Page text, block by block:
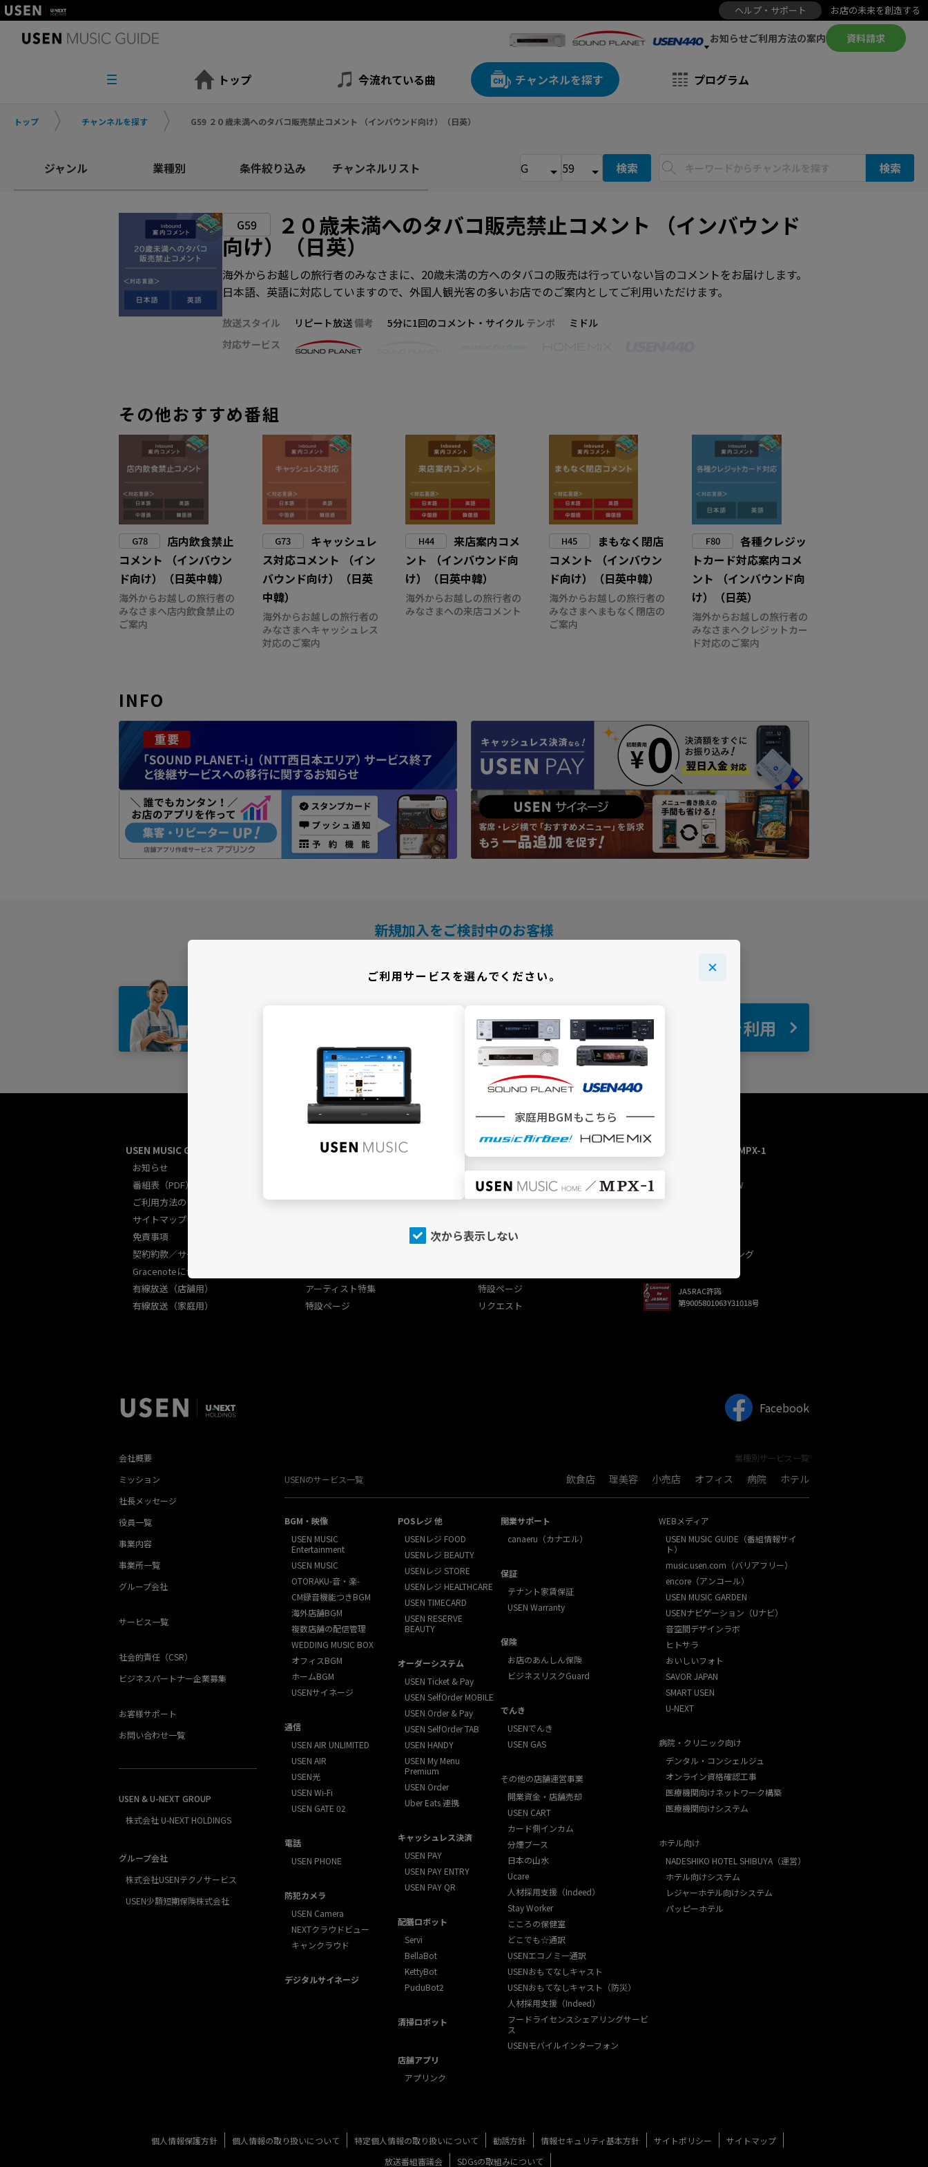
ヘルプ・サポート お店の未来を創造する
お知らせご利用方法の案内 資料請求
トップ 今流れている曲 チャンネルを探す プログラム
トップ チャンネルを探す G59 ２０歳未満へのタバコ販売禁止コメント （インバウンド向け）（日英）
ジャンル 業種別 条件絞り込み チャンネルリスト 検索 検索
G59 ２０歳未満へのタバコ販売禁止コメント （インバウンド
向け）（日英）
海外からお越しの旅行者のみなさまに、20歳未満の方へのタバコの販売は行っていない旨のコメントをお届けします。
日本語、英語に対応していますので、外国人観光客の多いお店でのご案内としてご利用いただけます。
放送スタイル リピート放送備考 5分に1回のコメント・サイクル テンポ
ミドル
対応サービス
その他おすすめ番組
G78
店内飲食禁止
コメント （インバウン
ド向け）（日英中韓）
海外からお越しの旅行者の
みなさまへ店内飲食禁止の
ご案内
G73
キャッシュレ
ス対応コメント （イン
バウンド向け）（日英
中韓）
海外からお越しの旅行者の
みなさまへキャッシュレス
対応のご案内
H44
来店案内コメ
ント （インバウンド向
け）（日英中韓）
海外からお越しの旅行者の
みなさまへの来店コメント
H45
まもなく閉店
コメント （インバウン
ド向け）（日英中韓）
海外からお越しの旅行者の
みなさまへまもなく閉店の
ご案内
F80
各種クレジッ
トカード対応案内コメ
ント （インバウンド向
け）（日英）
海外からお越しの旅行者の
みなさまへクレジットカー
ド対応のご案内
INFO
新規加入をご検討中のお客様
自宅 でBGMを利用
USEN MUSIC GUIDE総合
お知らせ
番組表（PDF）
ご利用方法のご案内
サイトマップ
免責事項
契約約款／サービス規約
Gracenoteについて
有線放送（店舗用）
有線放送（家庭用）
USEN MUSIC
PLAYING）
アーティスト特集
特設ページ
今流れている曲（NOW
PLAYING）
プログラム
特設ページ
リクエスト
USEN MUSIC HOME／MPX-1
今流れている曲（NOW
PLAYING）
USEN（有線）ランキング
JASRAC許諾
第9005801063Y31018号
Facebook
会社概要
ミッション
社長メッセージ
役員一覧
事業内容
事業所一覧
グループ会社
サービス一覧
社会的責任（CSR）
ビジネスパートナー企業募集
お客様サポート
お問い合わせ一覧
USEN & U-NEXT GROUP
株式会社 U-NEXT HOLDINGS
グループ会社
株式会社USENテクノサービス
USEN少額短期保険株式会社
業種別サービス一覧
USENのサービス一覧
飲食店 理美容 小売店 オフィス 病院 ホテル
BGM・映像
USEN MUSIC
Entertainment
USEN MUSIC
OTORAKU-音・楽-
CM録音機能つきBGM
海外店舗BGM
複数店舗の配信管理
WEDDING MUSIC BOX
オフィスBGM
ホームBGM
USENサイネージ
通信
USEN AIR UNLIMITED
USEN AIR
USEN光
USEN Wi-Fi
USEN GATE 02
電話
USEN PHONE
防犯カメラ
USEN Camera
NEXTクラウドビュー
キャンクラウド
デジタルサイネージ
POSレジ 他
USENレジ FOOD
USENレジ BEAUTY
USENレジ STORE
USENレジ HEALTHCARE
USEN TIMECARD
USEN RESERVE
BEAUTY
オーダーシステム
USEN Ticket & Pay
USEN SelfOrder MOBILE
USEN Order & Pay
USEN SelfOrder TAB
USEN HANDY
USEN My Menu
Premium
USEN Order
Uber Eats 連携
キャッシュレス決済
USEN PAY
USEN PAY ENTRY
USEN PAY QR
配膳ロボット
Servi
BellaBot
KettyBot
PuduBot2
清掃ロボット
店舗アプリ
アプリンク
開業サポート
canaeru（カナエル）
保証
テナント家賃保証
USEN Warranty
保険
お店のあんしん保険
ビジネスリスクGuard
でんき
USENでんき
USEN GAS
その他の店舗運営事業
開業資金・店舗売却
USEN CART
カード側インカム
分煙ブース
日本の山水
Ucare
人材採用支援（Indeed）
Stay Worker
こころの保健室
どこでも☆通訳
USENエコノミー通訳
USENおもてなしキャスト
USENおもてなしキャスト（防災）
人材採用支援（Indeed）
フードライセンスシェアリングサービ
ス
USENモバイルインターフォン
WEBメディア
USEN MUSIC GUIDE（番組情報サイ
ト）
music.usen.com（バリアフリー）
encore（アンコール）
USEN MUSIC GARDEN
USENナビゲーション（Uナビ）
音空間デザインラボ
ヒトサラ
おいしいフォト
SAVOR JAPAN
SMART USEN
U-NEXT
病院・クリニック向け
デンタル・コンシェルジュ
オンライン資格確認工事
医療機関向けネットワーク構築
医療機関向けシステム
ホテル向け
NADESHIKO HOTEL SHIBUYA（運営）
ホテル向けシステム
レジャーホテル向けシステム
パッピーホテル
個人情報保護方針 個人情報の取り扱いについて 特定個人情報の取り扱いについて 勧誘方針 情報セキュリティ基本方針 サイトポリシー
サイトマップ
放送番組審議会
SDGsの取組みについて
ご利用サービスを選んでください。
家庭用BGMもこちら
次から表示しない